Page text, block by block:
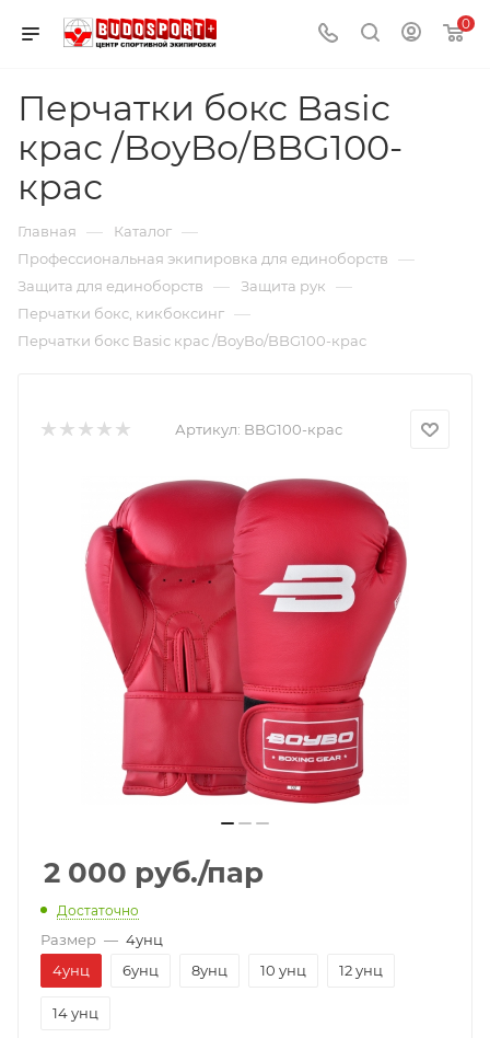
0
Перчатки бокс Basic
крас /BoyBo/BBG100-
крас
Главная — Каталог —
Профессиональная экипировка для единоборств —
Защита для единоборств — Защита рук —
Перчатки бокс, кикбоксинг —
Перчатки бокс Basic крас /BoyBo/BBG100-крас
Артикул: BBG100-крас
2 000 руб./пар
Достаточно
Размер — 4унц
4унц
6унц 8унц 10 унц 12 унц
14 унц